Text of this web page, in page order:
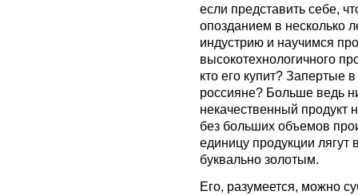
если представить себе,
опозданием в несколько
индустрию и научимся
высокотехнологичного
кто его купит? Запертые
россияне? Больше ведь
некачественный продукт
без больших объемов
единицу продукции лягут
буквально золотым.
Его, разумеется, можно